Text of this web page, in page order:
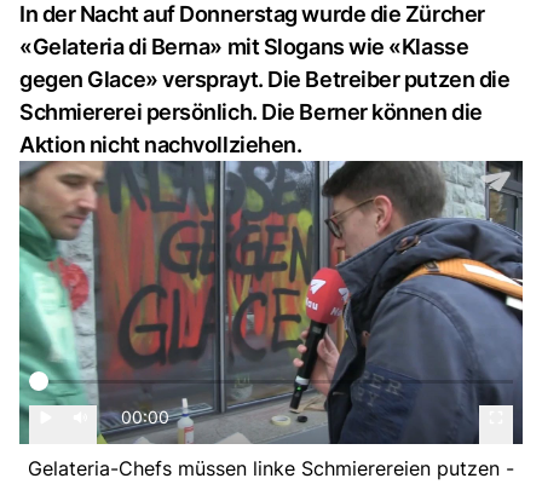
In der Nacht auf Donnerstag wurde die Zürcher
«Gelateria di Berna» mit Slogans wie «Klasse
gegen Glace» versprayt. Die Betreiber putzen die
Schmiererei persönlich. Die Berner können die
Aktion nicht nachvollziehen.
00:00
Gelateria-Chefs müssen linke Schmierereien putzen -